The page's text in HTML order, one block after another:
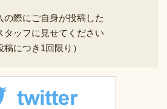
の際にご自身が投稿した
タッフに見せてください
稿につき1回限り）